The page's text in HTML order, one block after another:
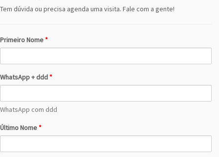
Tem dúvida ou precisa agenda uma visita. Fale com a gente!
Primeiro Nome*
WhatsApp + ddd*
WhatsApp com ddd
Último Nome*